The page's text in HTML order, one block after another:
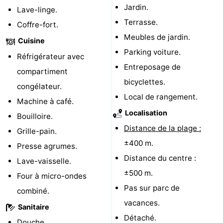
Kop
Schouwen
-
Veere
Nature
Oranjezon
Oostkapelle
Nature
Mantelingen
-
Domburg
Westkapelle
-
Nature
Walcherse
Dishoek
-
Lave-linge.
Coffre-fort.
Cuisine
Réfrigérateur avec
compartiment
congélateur.
Machine à café.
Bouilloire.
Grille-pain.
Presse agrumes.
Lave-vaisselle.
Four à micro-ondes
combiné.
Sanitaire
Jardin.
Terrasse.
Meubles de jardin.
Parking voiture.
Entreposage de
bicyclettes.
Local de rangement.
Localisation
Distance de la plage :
±400 m.
Distance du centre :
±500 m.
Pas sur parc de
vacances.
Détaché.